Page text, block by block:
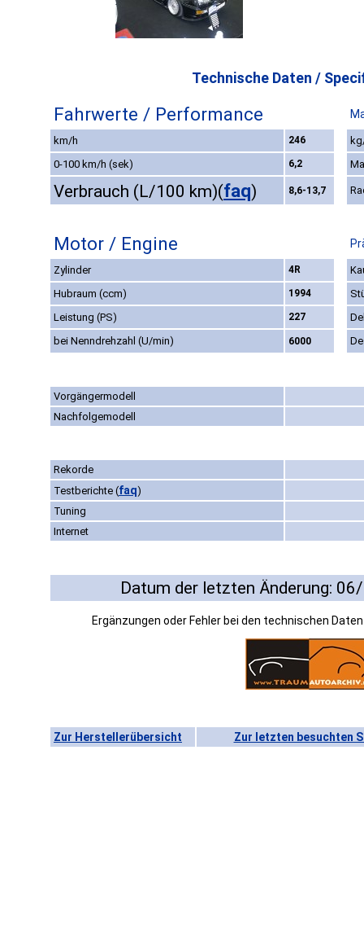
Technische Daten /
Fahrwerte / Performance
km/h 246
0-100 km/h (sek)
6,2
Verbrauch (L/100 km)(faq) 8,6-13,7
Motor / Engine
Zylinder 4R
Hubraum (ccm)
1994
Leistung (PS)
227
bei Nenndrehzahl (U/min)
6000
Vorgängermodell
Nachfolgemodell
Rekorde
Testberichte (faq)
Tuning
Internet
Datum der letzten Änderung:
Ergänzungen oder Fehler bei den technischen
Zur Herstellerübersicht Zur letzten besuchten